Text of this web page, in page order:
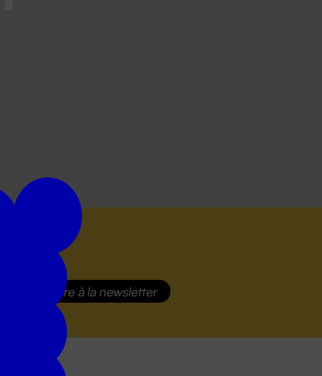
S'inscrire à la newsletter